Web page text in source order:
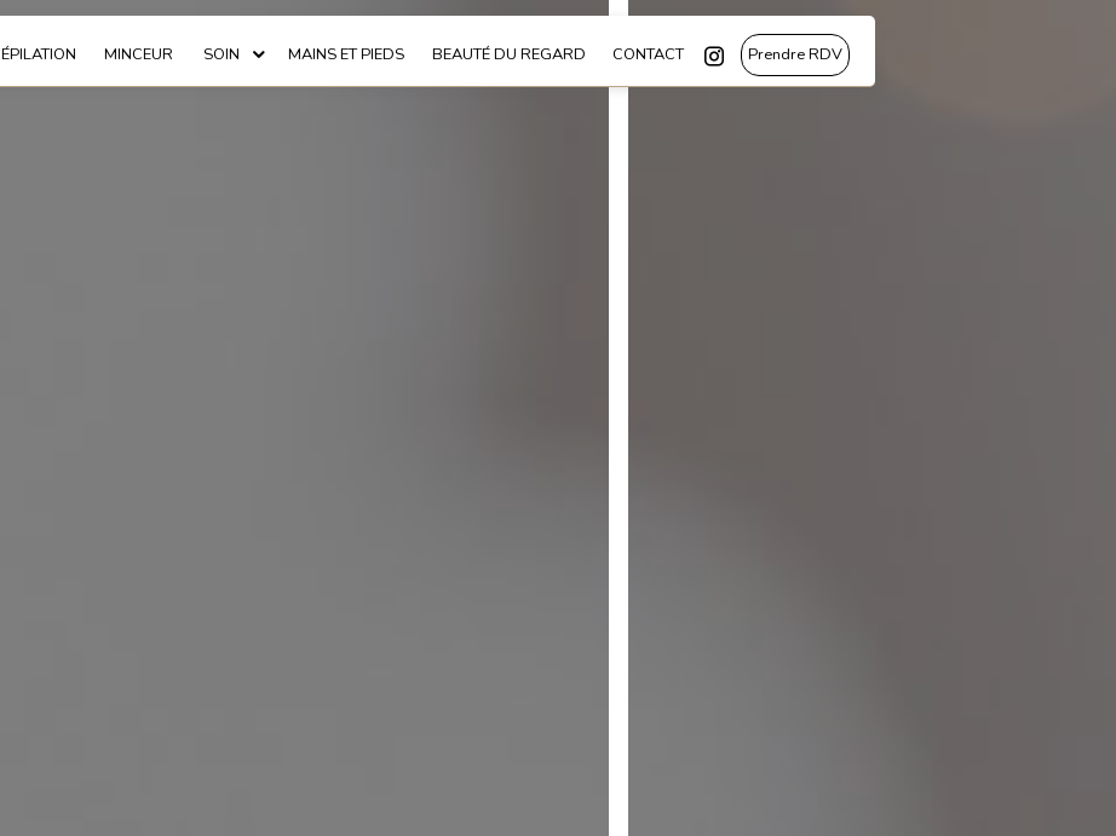
ÉPILATION MINCEUR SOIN MAINS ET PIEDS BEAUTÉ DU REGARD CONTACT Prendre RDV